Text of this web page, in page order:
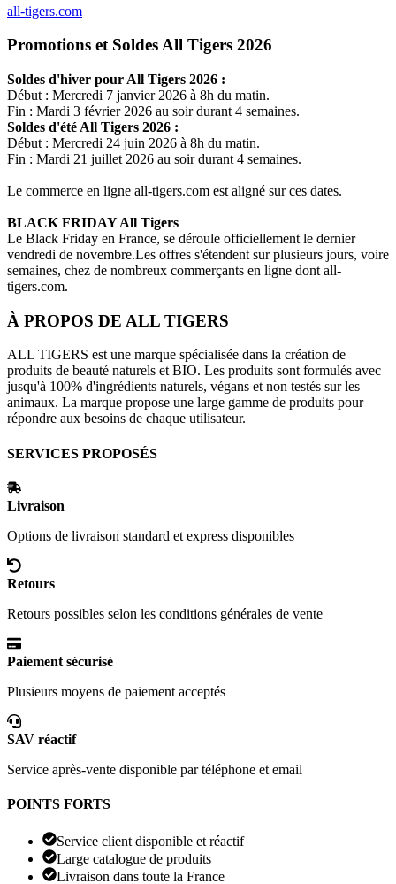
all-tigers.com
Promotions et Soldes All Tigers 2026
Soldes d'hiver pour All Tigers 2026 :
Début : Mercredi 7 janvier 2026 à 8h du matin.
Fin : Mardi 3 février 2026 au soir durant 4 semaines.
Soldes d'été All Tigers 2026 :
Début : Mercredi 24 juin 2026 à 8h du matin.
Fin : Mardi 21 juillet 2026 au soir durant 4 semaines.
Le commerce en ligne all-tigers.com est aligné sur ces dates.
BLACK FRIDAYAll Tigers
Le Black Friday en France, se déroule officiellement le dernier
vendredi de novembre.Les offres s'étendent sur plusieurs jours, voire
semaines, chez de nombreux commerçants en ligne dont all-
tigers.com.
À PROPOS DE ALL TIGERS
ALL TIGERS est une marque spécialisée dans la création de
produits de beauté naturels et BIO. Les produits sont formulés avec
jusqu'à 100% d'ingrédients naturels, végans et non testés sur les
animaux. La marque propose une large gamme de produits pour
répondre aux besoins de chaque utilisateur.
SERVICES PROPOSÉS
Livraison
Options de livraison standard et express disponibles
Retours
Retours possibles selon les conditions générales de vente
Paiement sécurisé
Plusieurs moyens de paiement acceptés
SAV réactif
Service après-vente disponible par téléphone et email
POINTS FORTS
Service client disponible et réactif
Large catalogue de produits
Livraison dans toute la France